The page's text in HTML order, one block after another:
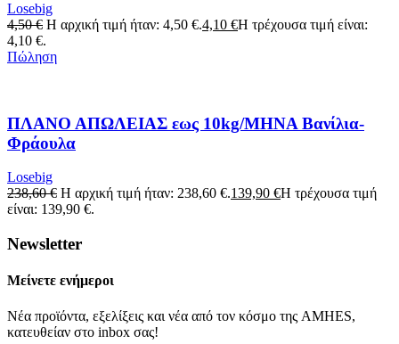
Losebig
4,50€ Η αρχική τιμή ήταν: 4,50 €.4,10 €Η τρέχουσα τιμή είναι:
4,10 €.
Πώληση
ΠΛΑΝΟ ΑΠΩΛΕΙΑΣ εως 10kg/ΜΗΝΑ Βανίλια-
Φράουλα
Losebig
238,60€ Η αρχική τιμή ήταν: 238,60 €.139,90 €Η τρέχουσα τιμή
είναι: 139,90 €.
Newsletter
Μείνετε ενήμεροι
Νέα προϊόντα, εξελίξεις και νέα από τον κόσμο της AMHES,
κατευθείαν στο inbox σας!